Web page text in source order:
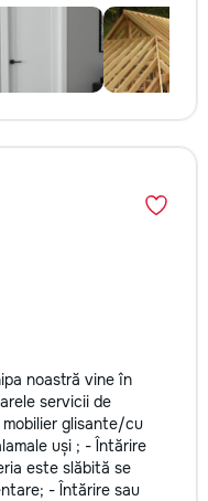
noastră vine în
servicii de
mobilier glisante/cu
uși ; - Întărire
este slăbită se
- Întărire sau